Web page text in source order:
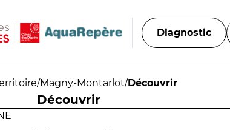
Diagnostic
/Magny-Montarlot/Découvrir
Découvrir